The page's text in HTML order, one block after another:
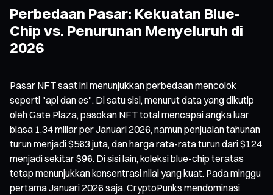
Perbedaan Pasar: Kekuatan Blue-
Chip vs. Penurunan Menyeluruh di
2026
Pasar NFT saat ini menunjukkan perbedaan mencolok
seperti "api dan es". Di satu sisi, menurut data yang dikutip
oleh Gate Plaza, pasokan NFT total mencapai angka luar
biasa 1,34 miliar per Januari 2026, namun penjualan tahunan
turun menjadi $563 juta, dan harga rata-rata turun dari $124
menjadi sekitar $96. Di sisi lain, koleksi blue-chip teratas
tetap menunjukkan konsentrasi nilai yang kuat. Pada minggu
pertama Januari 2026 saja, CryptoPunks mendominasi